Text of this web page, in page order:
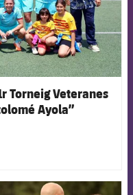
Torneig Veteranes
Ayola”
Barcelona badge